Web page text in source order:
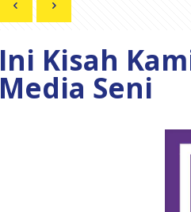
Ini Kisah
Media Seni